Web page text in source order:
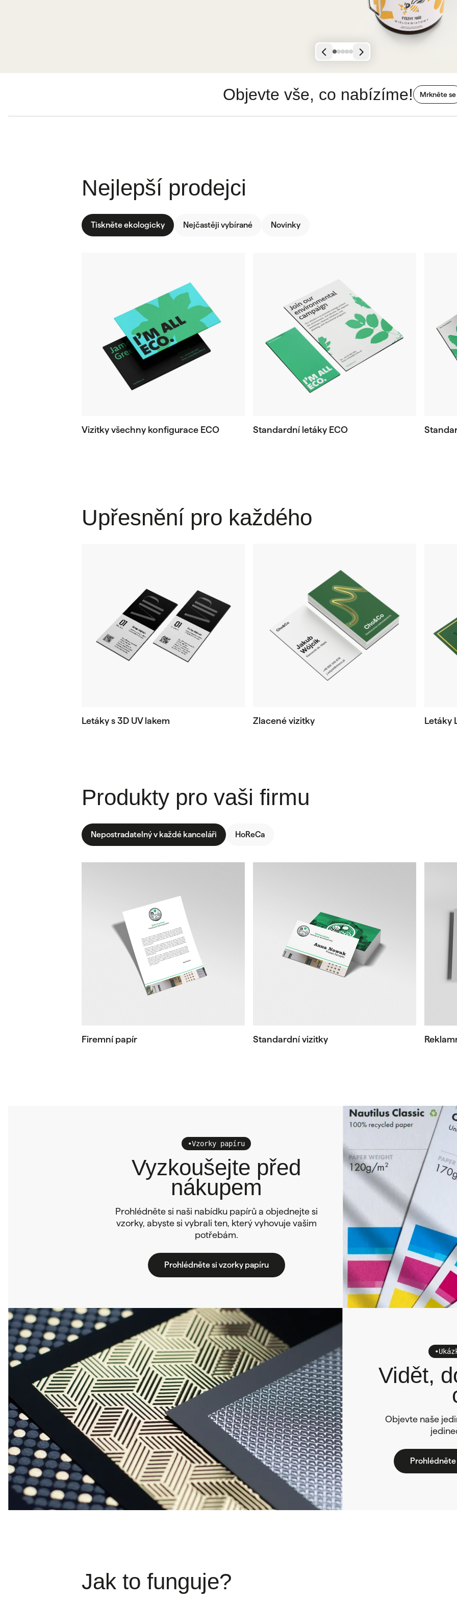
Objevte vše, co nabízíme! Mrkněte se
Nejlepší prodejci
Tiskněte ekologicky Nejčastěji vybírané Novinky
Vizitky všechny konfigurace ECO Standardní letáky ECO
Upřesnění pro každého
Letáky s 3D UV lakem Zlacené vizitky Letáky
Produkty pro vaši firmu
Nepostradatelný v každé kanceláři HoReCa
Firemní papír Standardní vizitky
•Vzorky papíru
Vyzkoušejte před
nákupem
Prohlédněte si naši nabídku papírů a objednejte si
vzorky, abyste si vybrali ten, který vyhovuje vašim
potřebám.
Prohlédněte si vzorky papíru
•
Vidět,
Objevte naše
Jak to funguje?